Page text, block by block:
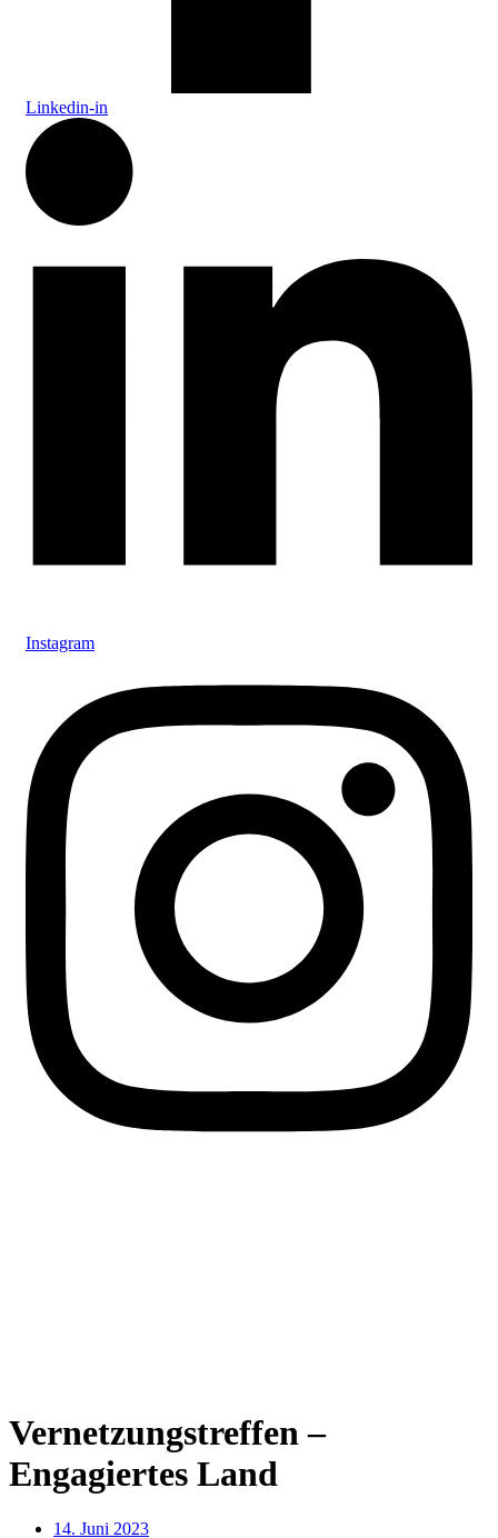
Linkedin-in
Instagram
Vernetzungstreffen –
Engagiertes Land
14. Juni 2023